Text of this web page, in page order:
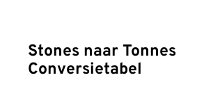
Stones naar Tonnes
Conversietabel